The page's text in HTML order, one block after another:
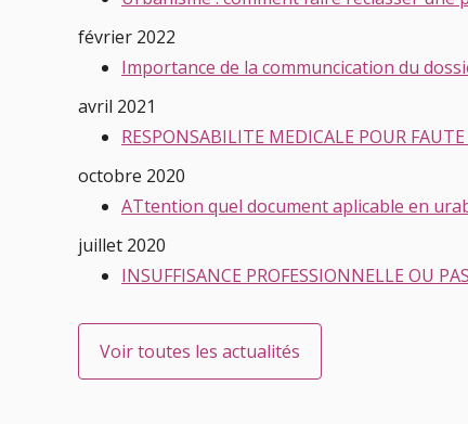
février 2022
Importance de la communcication du
avril 2021
RESPONSABILITE MEDICALE POUR
octobre 2020
ATtention quel document aplicable en
juillet 2020
INSUFFISANCE PROFESSIONNELLE OU
Voir toutes les actualités